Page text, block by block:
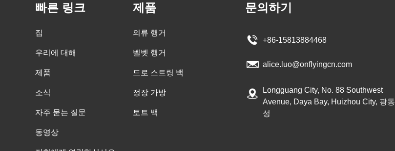
방 공장 제조업체
나무 행거의 대량 제품
어깨에 Nonslip 벨벳이 달린 나무 정장
우리 공장은 대량의 의류 가방을 대량 생
산과 신속하게 배송했습니다.
피크 주문 기간
크리스마스 날이오고 있습니다. 많은 고
빠른 링크
집
우리에 대해
제품
소식
자주 묻는 질문
동영상
제품
의류 행거
벨벳 행거
드로 스트링 백
정장 가방
토트 백
문의하기
+86-15813884468
alice.luo@onflyingcn.com
Longguang City, No. 88 Southwest
Avenue, Daya Bay, Huizhou City, 광동
성